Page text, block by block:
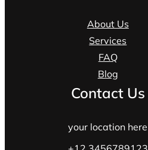
About Us
Services
FAQ
Blog
Contact Us
your location here